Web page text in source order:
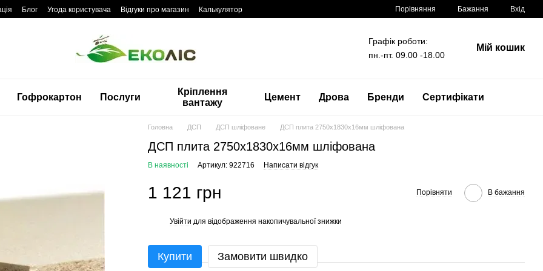
Блог Угода користувача Відгуки про магазин Калькулятор Порівняння Бажання Вхід
Графік роботи:
пн.-пт. 09.00 -18.00
Мій кошик
Гофрокартон Послуги
Кріплення
вантажу
Цемент Дрова Бренди Сертифікати
Головна ДСП ДСП шліфоване ДСП плита 2750x1830x16мм шліфована
ДСП плита 2750x1830x16мм шліфована
В наявності Артикул: 922716 Написати відгук
1 121 грн Порівняти В бажання
Увійти для відображення накопичувальної знижки
Купити Замовити швидко